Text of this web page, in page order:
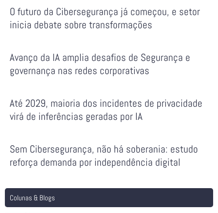
O futuro da Cibersegurança já começou, e setor
inicia debate sobre transformações
Avanço da IA amplia desafios de Segurança e
governança nas redes corporativas
Até 2029, maioria dos incidentes de privacidade
virá de inferências geradas por IA
Sem Cibersegurança, não há soberania: estudo
reforça demanda por independência digital
Colunas & Blogs